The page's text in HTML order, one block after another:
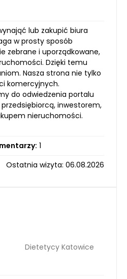
lub zakupić biura
w prosty sposób
zebrane i uporządkowane,
Dzięki temu
Nasza strona nie tylko
komercyjnych.
do odwiedzenia portalu
inwestorem,
nieruchomości.
1
Ostatnia wizyta: 06.08.2026
Dietetycy Katowice